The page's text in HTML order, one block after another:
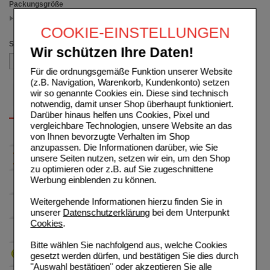
COOKIE-EINSTELLUNGEN
Wir schützen Ihre Daten!
Für die ordnungsgemäße Funktion unserer Website
(z.B. Navigation, Warenkorb, Kundenkonto) setzen
wir so genannte Cookies ein. Diese sind technisch
notwendig, damit unser Shop überhaupt funktioniert.
Darüber hinaus helfen uns Cookies, Pixel und
vergleichbare Technologien, unsere Website an das
von Ihnen bevorzugte Verhalten im Shop
anzupassen. Die Informationen darüber, wie Sie
unsere Seiten nutzen, setzen wir ein, um den Shop
zu optimieren oder z.B. auf Sie zugeschnittene
Werbung einblenden zu können.
Weitergehende Informationen hierzu finden Sie in
unserer Datenschutzerklärungbei dem Unterpunkt
Cookies.
Bitte wählen Sie nachfolgend aus, welche Cookies
gesetzt werden dürfen, und bestätigen Sie dies durch
"Auswahl bestätigen" oder akzeptieren Sie alle
Packungsgröße
Sortieren nach